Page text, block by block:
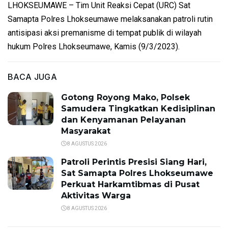
LHOKSEUMAWE – Tim Unit Reaksi Cepat (URC) Sat
Samapta Polres Lhokseumawe melaksanakan patroli rutin
antisipasi aksi premanisme di tempat publik di wilayah
hukum Polres Lhokseumawe, Kamis (9/3/2023).
BACA JUGA
Gotong Royong Mako, Polsek
Samudera Tingkatkan Kedisiplinan
dan Kenyamanan Pelayanan
Masyarakat
8 AGUSTUS 2026
Patroli Perintis Presisi Siang Hari,
Sat Samapta Polres Lhokseumawe
Perkuat Harkamtibmas di Pusat
Aktivitas Warga
8 AGUSTUS 2026